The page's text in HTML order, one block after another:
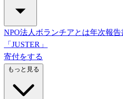
NPO法人ボランチアとは年次報告
「JUSTER」
寄付をする
もっと見る